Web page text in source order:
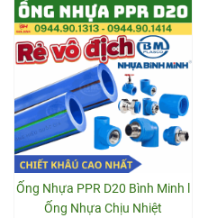
Ống Nhựa PPR D20 Bình Minh l
Ống Nhựa Chịu Nhiệt